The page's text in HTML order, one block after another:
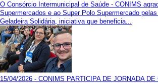
O Consórcio Intermunicipal de Saúde - CONIMS
Supermercados e ao Super Polo Supermercado
Geladeira Solidária, iniciativa que beneficia...
15/04/2026 - CONIMS PARTICIPA DE JORNADA DE